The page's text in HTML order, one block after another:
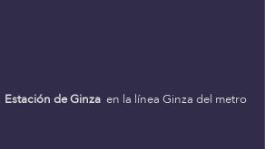
Estación de Ginza en la línea Ginza del metro